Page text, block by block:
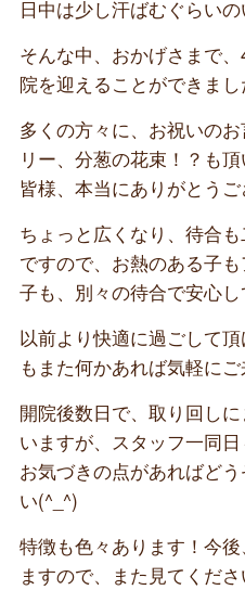
日中は少し汗ばむぐらい
そんな中、おかげさまで
院を迎えることができまし
多くの方々に、お祝いの
リー、分葱の花束！？も
皆様、本当にありがとうご
ちょっと広くなり、待合
ですので、お熱のある子
子も、別々の待合で安心し
以前より快適に過ごして
もまた何かあれば気軽にご
開院後数日で、取り回し
いますが、スタッフ一同日
お気づきの点があればど
い(^_^)
特徴も色々あります！今
ますので、また見てくだ